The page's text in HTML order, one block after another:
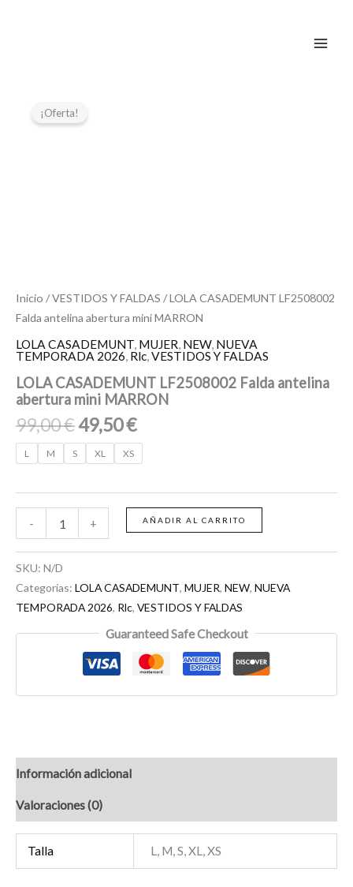
¡Oferta!
Inicio /VESTIDOS Y FALDAS / LOLA CASADEMUNT LF2508002
Falda antelina abertura mini MARRON
LOLA CASADEMUNT, MUJER, NEW, NUEVA
TEMPORADA 2026, Rlc,VESTIDOS Y FALDAS
LOLA CASADEMUNT LF2508002 Falda antelina
abertura mini MARRON
99,00€49,50€
L M S XL XS
-
CASADEMUNT
LF2508002
+ AÑADIR AL CARRITO
SKU: N/D
Categorías: LOLA CASADEMUNT, MUJER, NEW, NUEVA
TEMPORADA 2026, Rlc, VESTIDOS Y FALDAS
Guaranteed Safe Checkout
Información adicional
Valoraciones (0)
Talla L, M, S, XL, XS